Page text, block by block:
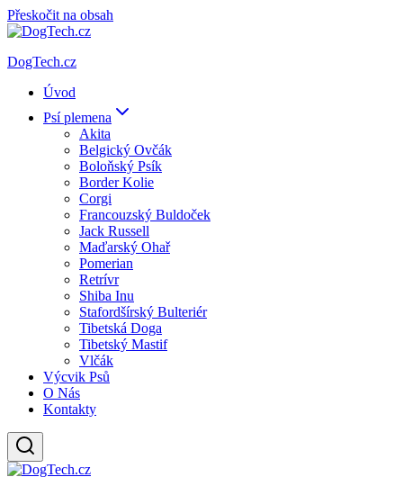
Přeskočit na obsah
DogTech.cz
Úvod
Psí plemena
Akita
Belgický Ovčák
Boloňský Psík
Border Kolie
Corgi
Francouzský Buldoček
Jack Russell
Maďarský Ohař
Pomerian
Retrívr
Shiba Inu
Stafordšírský Bulteriér
Tibetská Doga
Tibetský Mastif
Vlčák
Výcvik Psů
O Nás
Kontakty